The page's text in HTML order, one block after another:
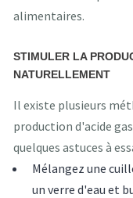
alimentaires.
STIMULER LA
NATURELLEMENT
Il existe plusieurs
production d'acide
quelques astuces à
Mélangez une
un verre d'eau et